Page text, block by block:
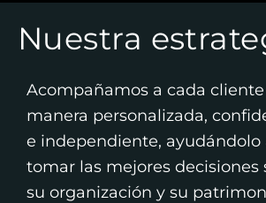
Nuestra
Acompañamos a cada
manera personalizada,
e independiente, ayudándolo
tomar las mejores decisiones
su organización y su